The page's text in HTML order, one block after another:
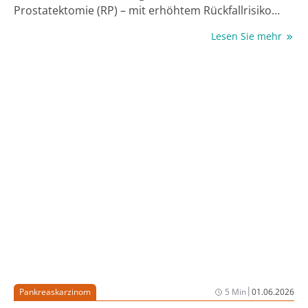
Prostatektomie (RP) – mit erhöhtem Rückfallrisiko
Analyse der Phase-III-Studie PROTEUS, dass die
Lesen Sie mehr
Pankreaskarzinom 5 Min|01.06.2026